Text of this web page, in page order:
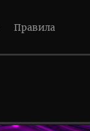
Правила